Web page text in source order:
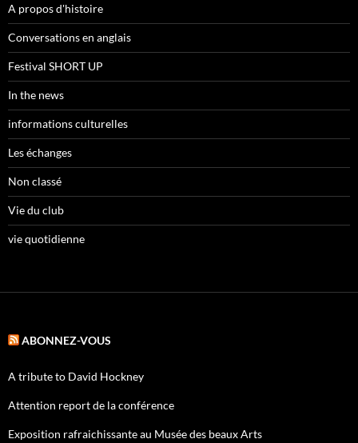
A propos d'histoire
Conversations en anglais
Festival SHORT UP
In the news
informations culturelles
Les échanges
Non classé
Vie du club
vie quotidienne
ABONNEZ-VOUS
A tribute to David Hockney
Attention report de la conférence
Exposition rafraichissante au Musée des beaux Arts